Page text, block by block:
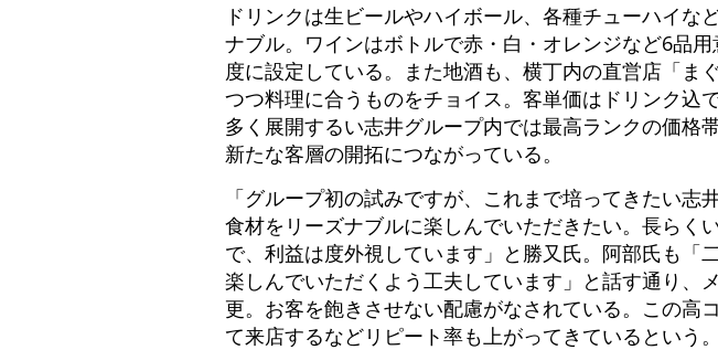
ドリンクは生ビールやハイボール、各種チューハイ
ナブル。ワインはボトルで赤・白・オレンジなど6品
度に設定している。また地酒も、横丁内の直営店「ま
つつ料理に合うものをチョイス。客単価はドリンク込
多く展開するい志井グループ内では最高ランクの価格
新たな客層の開拓につながっている。
「グループ初の試みですが、これまで培ってきたい
食材をリーズナブルに楽しんでいただきたい。長らく
で、利益は度外視しています」と勝又氏。阿部氏も「
楽しんでいただくよう工夫しています」と話す通り、
更。お客を飽きさせない配慮がなされている。この高
て来店するなどリピート率も上がってきているという。